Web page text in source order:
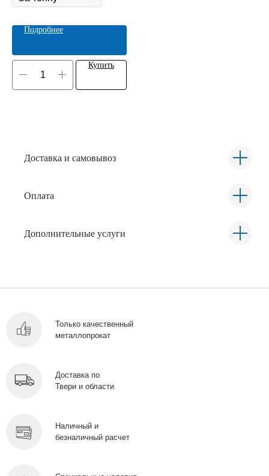
Подробнее
Купить
Доставка и самовывоз
Оплата
Дополнительные услуги
Только качественный
металлопрокат
Доставка по
Твери и области
Наличный и
безналичный расчет